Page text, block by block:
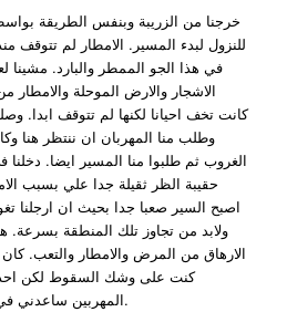
خرجنا من الزريبة وبنفس الطريقة
للنزول لبدء المسير. الامطار لم تتوقف
في هذا الجو الممطر والبارد.
الاشجار والارض الموحلة والامطار
كانت تخف احيانا لكنها لم تتوقف ابدا.
وطلب منا المهربان ان ننتظر هنا
الغروب ثم طلبوا منا المسير ايضا.
حقيبة الظر ثقيلة جدا علي بسبب
اصبح السير صعبا جدا بحيث ان ارجلنا
ولابد من تجاوز تلك المنطقة
الارهاق من المرض والامطار والتعب.
المهربين ساعدني في الاستمرار واصبح الوقت ليلا.